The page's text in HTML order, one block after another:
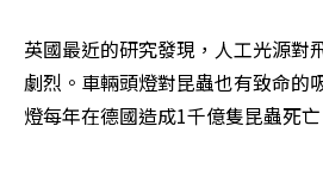
英國最近的研究發現，人工光源對
劇烈。車輛頭燈對昆蟲也有致命的
燈每年在德國造成1千億隻昆蟲死亡